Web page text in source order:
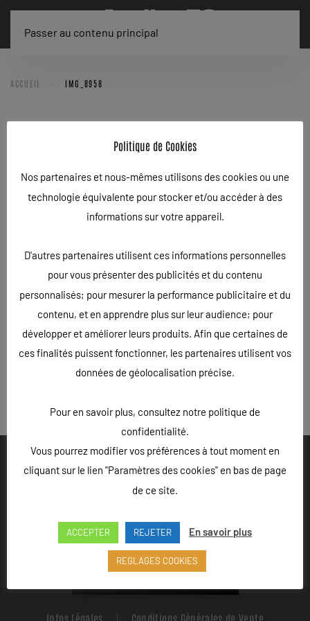
Passer au contenu principal
ACCUEIL IMG_8958
IMG_8958
Hôtel des entreprises, 52200 LANGRES
Appeler L'Atelier 52
Politique de Cookies
Nos partenaires et nous-mêmes utilisons des cookies ou une
technologie équivalente pour stocker et/ou accéder à des
informations sur votre appareil.
D'autres partenaires utilisent ces informations personnelles
pour vous présenter des publicités et du contenu
personnalisés; pour mesurer la performance publicitaire et du
contenu, et en apprendre plus sur leur audience; pour
développer et améliorer leurs produits. Afin que certaines de
ces finalités puissent fonctionner, les partenaires utilisent vos
données de géolocalisation précise.
Pour en savoir plus, consultez notre politique de
confidentialité.
Vous pourrez modifier vos préférences à tout moment en
cliquant sur le lien "Paramètres des cookies" en bas de page
de ce site.
ACCEPTER REJETER En savoir plus
REGLAGES COOKIES